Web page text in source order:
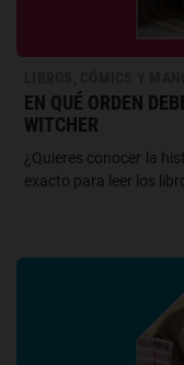
EN QUÉ ORDEN
WITCHER
¿Quieres conocer la
exacto para leer los